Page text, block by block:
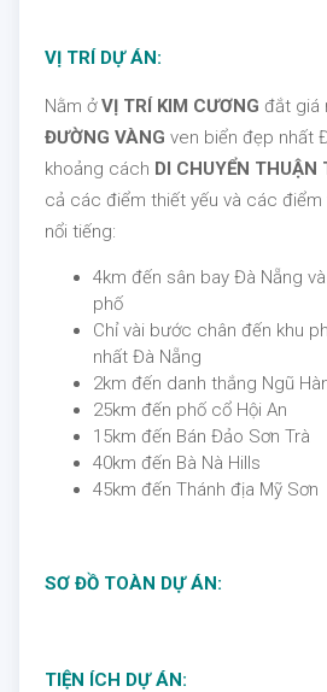
VỊ TRÍ DỰ ÁN:
Nằm ởVỊ TRÍ KIM CƯƠNG đắt giá
ĐƯỜNG VÀNG ven biển đẹp nhất
khoảng cách DI CHUYỂN THUẬN
cả các điểm thiết yếu và các điểm
nổi tiếng:
4km đến sân bay Đà Nẵng
phố
Chỉ vài bước chân đến khu
nhất Đà Nẵng
2km đến danh thắng Ngũ
25km đến phố cổ Hội An
15km đến Bán Đảo Sơn Trà
40km đến Bà Nà Hills
45km đến Thánh địa Mỹ Sơn
SƠ ĐỒ TOÀN DỰ ÁN:
TIỆN ÍCH DỰ ÁN: